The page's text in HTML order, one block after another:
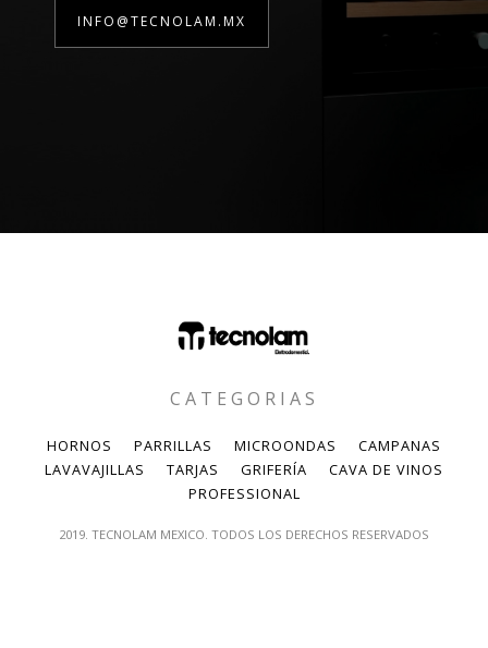
INFO@TECNOLAM.MX
CATEGORIAS
HORNOS PARRILLAS MICROONDAS
CAMPANAS
LAVAVAJILLAS
TARJAS GRIFERÍA
CAVA DE VINOS
PROFESSIONAL
2019. TECNOLAM MEXICO. TODOS LOS DERECHOS RESERVADOS